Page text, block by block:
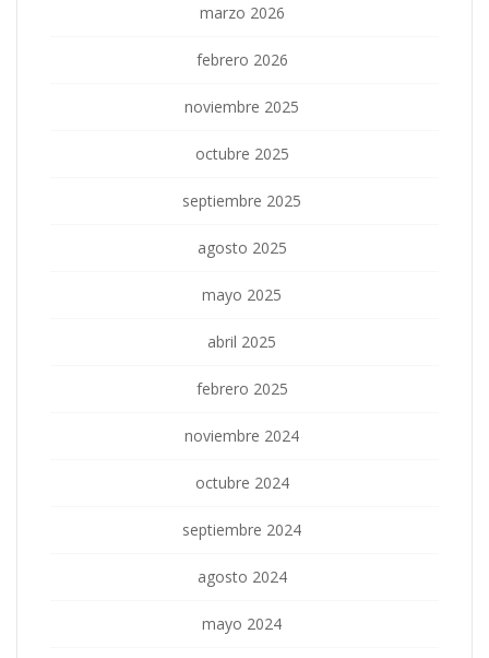
marzo 2026
febrero 2026
noviembre 2025
octubre 2025
septiembre 2025
agosto 2025
mayo 2025
abril 2025
febrero 2025
noviembre 2024
octubre 2024
septiembre 2024
agosto 2024
mayo 2024